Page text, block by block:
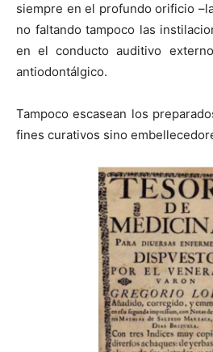
siempre en el profundo orificio
no faltando tampoco las
en el conducto auditivo
antiodontálgico.
Tampoco escasean los
fines curativos sino